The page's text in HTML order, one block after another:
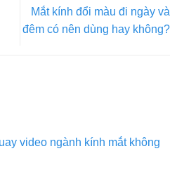
Mắt kính đổi màu đi ngày và
đêm có nên dùng hay không?
video ngành kính mắt không